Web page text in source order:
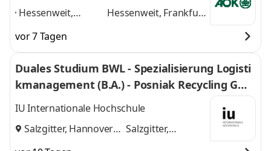
Hessenweit,
Darmstadt, Kassel,
Gießen, Dieburg,
Hanau, Wiesbaden,
Marburg,
Hessenweit, Frankfurt
Dieburg, Hanau,
Wiesbaden, Marburg
und 6 weitere
vor 7 Tagen
Duales Studium BWL - Spezialisierung Logisti
kmanagement (B.A.) - Posniak Recycling Gmb
H
IU Internationale Hochschule
Salzgitter, Hannover
Salzgitter,